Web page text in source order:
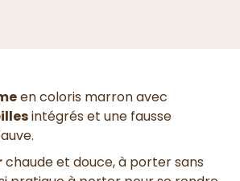
en coloris marron avec
intégrés et une fausse
chaude et douce, à porter sans